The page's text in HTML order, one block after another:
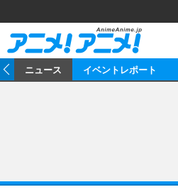
ニュース イベントレポート